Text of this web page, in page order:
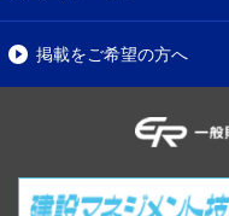
掲載をご希望の方へ